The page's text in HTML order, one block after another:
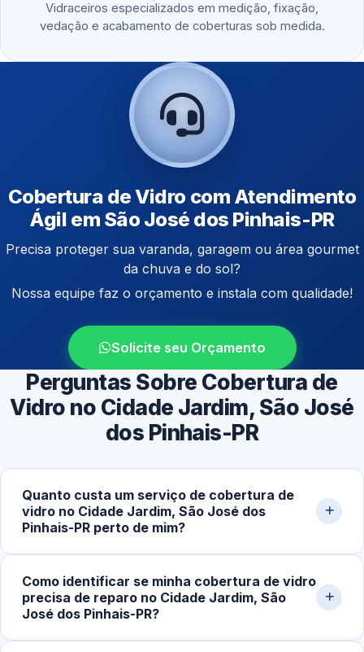
Vidraceiros especializados em medição, fixação,
vedação e acabamento de coberturas sob medida.
Cobertura de Vidro com Atendimento
Ágil em São José dos Pinhais-PR
Precisa proteger sua varanda, garagem ou área gourmet
da chuva e do sol?
Nossa equipe faz o orçamento e instala com qualidade!
Solicite seu Orçamento
Perguntas Sobre Cobertura de
Vidro no Cidade Jardim, São José
dos Pinhais-PR
Quanto custa um serviço de cobertura de
vidro no Cidade Jardim, São José dos
Pinhais-PR perto de mim?
coberta, os materiais utilizados e a complexidade do
projeto. Projetos simples começam em torno de
Como identificar se minha cobertura de vidro
precisa de reparo no Cidade Jardim, São
José dos Pinhais-PR?